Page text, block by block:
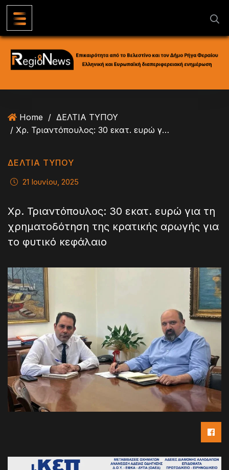
Home / ΔΕΛΤΙΑ ΤΥΠΟΥ
/ Χρ. Τριαντόπουλος: 30 εκατ. ευρώ για τη χρηματοδότηση της κρατικής αρωγής για το φυτικό κεφάλαιο
ΔΕΛΤΙΑ ΤΥΠΟΥ
21 Ιουνίου, 2025
Χρ. Τριαντόπουλος: 30 εκατ. ευρώ για τη
χρηματοδότηση της κρατικής αρωγής για
το φυτικό κεφάλαιο